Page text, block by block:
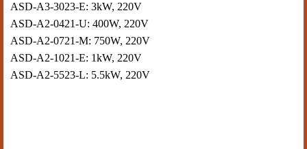
ASD-A3-3023-E: 3kW, 220V
ASD-A2-0421-U: 400W, 220V
ASD-A2-0721-M: 750W, 220V
ASD-A2-1021-E: 1kW, 220V
ASD-A2-5523-L: 5.5kW, 220V